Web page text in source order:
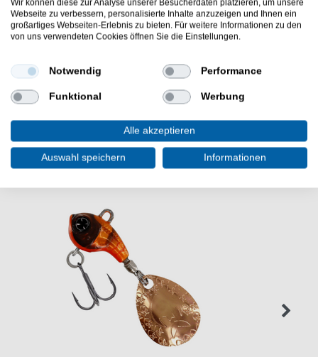
je nach einem gewählten Gewicht
Günstig Drop Shot Blei lang online kaufen und sparen.
bestellen.
WEITERE INTERESSANTE ARTIKEL
Wir können diese zur Analyse unserer Besucherdaten platzieren, um unsere
Webseite zu verbessern, personalisierte Inhalte anzuzeigen und Ihnen ein
großartiges Webseiten-Erlebnis zu bieten. Für weitere Informationen zu den
von uns verwendeten Cookies öffnen Sie die Einstellungen.
Notwendig Performance
Funktional Werbung
Alle akzeptieren
Auswahl speichern Informationen